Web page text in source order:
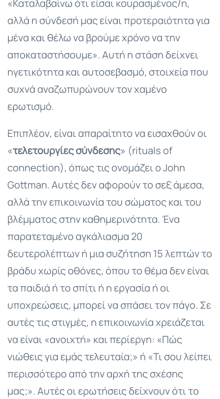
«Καταλαβαίνω ότι είσαι κουρασμένος/η,
αλλά η σύνδεσή μας είναι προτεραιότητα για
μένα και θέλω να βρούμε χρόνο να την
αποκαταστήσουμε». Αυτή η στάση δείχνει
ηγετικότητα και αυτοσεβασμό, στοιχεία που
συχνά αναζωπυρώνουν τον χαμένο
ερωτισμό.
Επιπλέον, είναι απαραίτητο να εισαχθούν οι
«τελετουργίες σύνδεσης» (rituals of
connection), όπως τις ονομάζει ο John
Gottman. Αυτές δεν αφορούν το σεξ άμεσα,
αλλά την επικοινωνία του σώματος και του
βλέμματος στην καθημερινότητα. Ένα
παρατεταμένο αγκάλιασμα 20
δευτερολέπτων ή μια συζήτηση 15 λεπτών το
βράδυ χωρίς οθόνες, όπου το θέμα δεν είναι
τα παιδιά ή το σπίτι ή η εργασία ή οι
υποχρεώσεις, μπορεί να σπάσει τον πάγο. Σε
αυτές τις στιγμές, η επικοινωνία χρειάζεται
να είναι «ανοιχτή» και περίεργη: «Πώς
νιώθεις για εμάς τελευταία;» ή «Τι σου λείπει
περισσότερο από την αρχή της σχέσης
μας;». Αυτές οι ερωτήσεις δείχνουν ότι το